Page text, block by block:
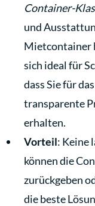
Container-
und
Mietcontainer
sich ideal für
dass Sie für das
transparente
erhalten.
Vorteil: Keine
können die
zurückgeben
die beste